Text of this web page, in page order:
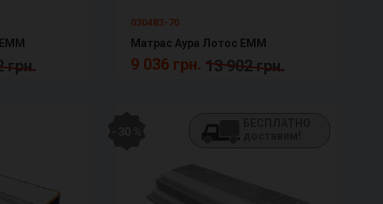
ЕММ
грн.
030483-70
Матрас Аура Лотос ЕММ
9 036 грн. 13 902 грн.